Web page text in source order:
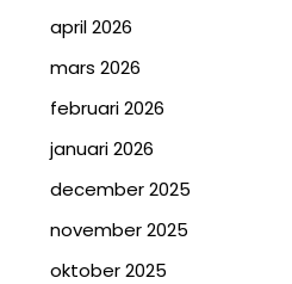
april 2026
mars 2026
februari 2026
januari 2026
december 2025
november 2025
oktober 2025